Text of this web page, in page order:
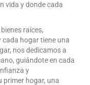
vida y donde cada
raíces,
cada hogar tiene una
nos dedicamos a
guiándote en cada
y
primer hogar, una